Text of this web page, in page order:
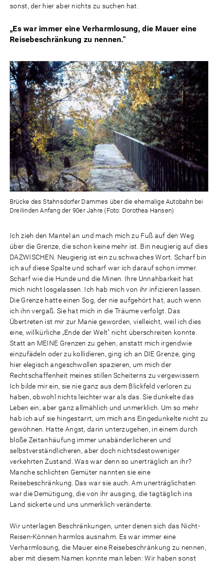
sonst, der hier aber nichts zu suchen hat.
„Es war immer eine Verharmlosung, die Mauer eine
Reisebeschränkung zu nennen."
Brücke des Stahnsdorfer Dammes über die ehemalige Autobahn bei
Dreilinden Anfang der 90er Jahre (Foto: Dorothea Hansen)
Ich zieh den Mantel an und mach mich zu Fuß auf den Weg
über die Grenze, die schon keine mehr ist. Bin neugierig auf dies
DAZWISCHEN. Neugierig ist ein zu schwaches Wort. Scharf bin
ich auf diese Spalte und scharf war ich darauf schon immer.
Scharf wie die Hunde und die Minen. Ihre Unnahbarkeit hat
mich nicht losgelassen. Ich hab mich von ihr infizieren lassen.
Die Grenze hatte einen Sog, der nie aufgehört hat, auch wenn
ich ihn vergaß. Sie hat mich in die Träume verfolgt. Das
Übertreten ist mir zur Manie geworden, vielleicht, weil ich dies
eine, willkürliche „Ende der Welt" nicht überschreiten konnte.
Statt an MEINE Grenzen zu gehen, anstatt mich irgendwie
einzufädeln oder zu kollidieren, ging ich an DIE Grenze, ging
hier elegisch angeschwollen spazieren, um mich der
Rechtschaffenheit meines stillen Scheiterns zu vergewissern.
Ich bilde mir ein, sie nie ganz aus dem Blickfeld verloren zu
haben, obwohl nichts leichter war als das. Sie dunkelte das
Leben ein, aber ganz allmählich und unmerklich. Um so mehr
hab ich auf sie hingestarrt, um mich ans Eingedunkelte nicht zu
gewöhnen. Hatte Angst, darin unterzugehen, in einem durch
bloße Zeitanhäufung immer unabänderlicheren und
selbstverständlicheren, aber doch nichtsdestoweniger
verkehrten Zustand. Was war denn so unerträglich an ihr?
Manche schlichten Gemüter nannten sie eine
Reisebeschränkung. Das war sie auch. Am unerträglichsten
war die Demütigung, die von ihr ausging, die tagtäglich ins
Land sickerte und uns unmerklich veränderte.
Wir unterlagen Beschränkungen, unter denen sich das Nicht-
Reisen-Können harmlos ausnahm. Es war immer eine
Verharmlosung, die Mauer eine Reisebeschränkung zu nennen,
aber mit diesem Namen konnte man leben: Wir haben sonst